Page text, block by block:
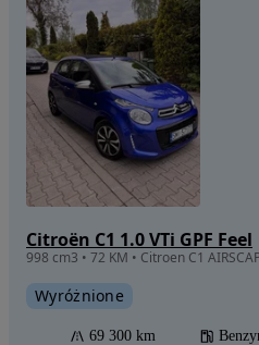
Citroën C1 1.0 VTi GPF Feel
998 cm3 • 72 KM • Citroen C1
Wyróżnione
69 300 km